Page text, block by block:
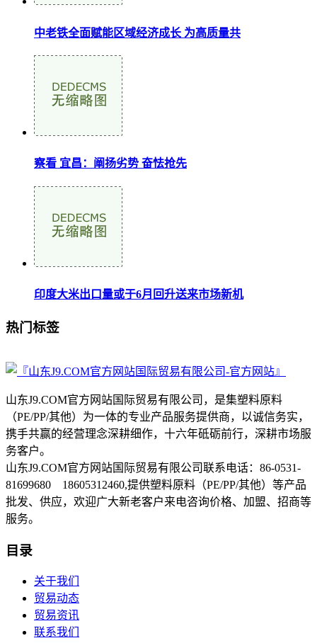
中老铁全面赋能区域经济成长 为高质量共
察看 宜昌：阐扬劣势 奋怯抢先
印度大米出口量或于6月回升送来市场新机
热门标签
山东J9.COM官方网站国际贸易有限公司，是集塑料原料
（PE/PP/其他）为一体的专业产品服务提供商，以诚信务实，
携手共赢的经营理念深耕细作，十六年砥砺前行，深耕市场服
务客户。
山东J9.COM官方网站国际贸易有限公司联系电话：86-0531-
81699680 18605312460,提供塑料原料（PE/PP/其他）等产品
批发、供应，欢迎广大新老客户来电咨询价格、加盟、招商等
服务。
目录
关于我们
贸易动态
贸易资讯
联系我们